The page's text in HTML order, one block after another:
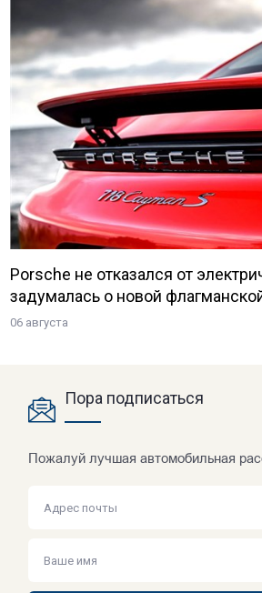
Porsche не отказался от
задумалась о новой
06 августа
Пора подписаться
Пожалуй лучшая автомобильная